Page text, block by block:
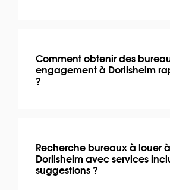
Comment obtenir des
engagement à Dorlisheim
?
Recherche bureaux à louer à
Dorlisheim avec services
suggestions ?